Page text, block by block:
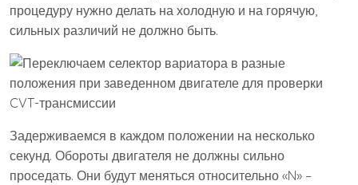
процедуру нужно делать на холодную и на горячую,
сильных различий не должно быть.
Задерживаемся в каждом положении на несколько
секунд. Обороты двигателя не должны сильно
проседать. Они будут меняться относительно «N» –